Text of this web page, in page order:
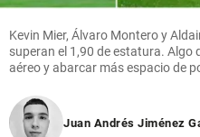
Kevin Mier, Álvaro Montero y
superan el 1,90 de estatura. Algo
aéreo y abarcar más espacio de
Juan Andrés Jiménez